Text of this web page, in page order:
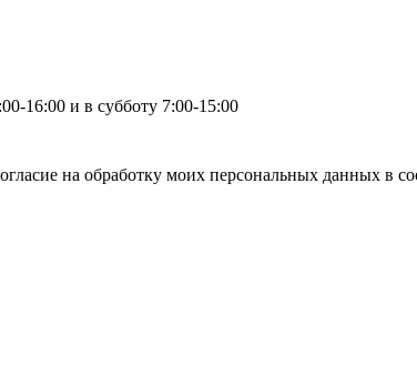
16:00 и в субботу 7:00-15:00
на обработку моих персональных данных в